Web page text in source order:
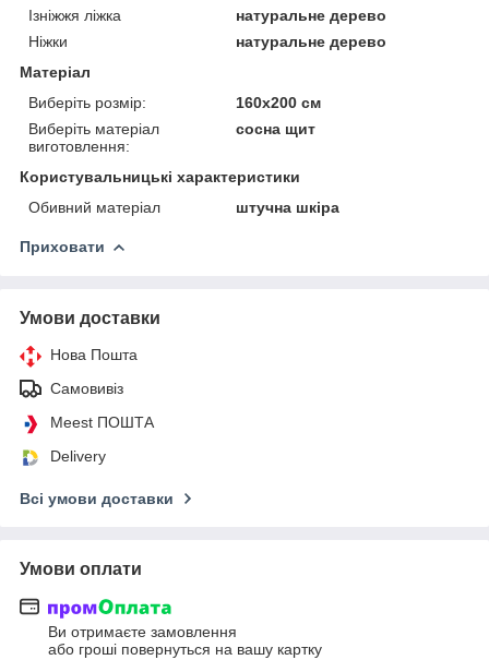
Ізніжжя ліжка
натуральне дерево
Ніжки
натуральне дерево
Матеріал
Виберіть розмір:
160х200 см
Виберіть матеріал
виготовлення:
сосна щит
Користувальницькі характеристики
Обивний матеріал
штучна шкіра
Приховати
Умови доставки
Нова Пошта
Самовивіз
Meest ПОШТА
Delivery
Всі умови доставки
Умови оплати
Ви отримаєте замовлення
або гроші повернуться на вашу картку